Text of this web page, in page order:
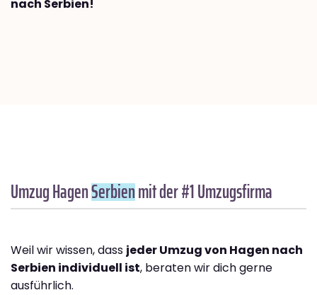
nach Serbien!
Umzug HagenSerbienmit der #1 Umzugsfirma
Weil wir wissen, dass jeder Umzug von Hagen nach
Serbien individuell ist, beraten wir dich gerne
ausführlich.